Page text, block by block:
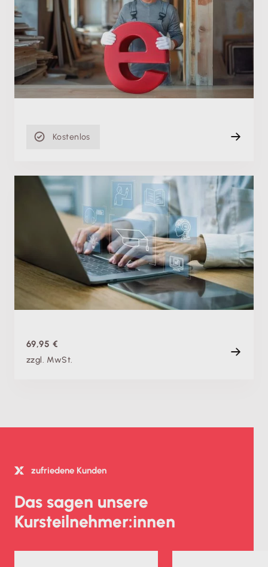
E-Rechnungspflicht: Einfach umsetzen mit deiner
Lexware Desktop Software
Mi. 02.09.2026, 08:00 Uhr
Live (Online)
120 min
Kostenlos
Fachschulung
Buchhaltung digitalisieren: So gestaltest du den
Umstieg sicher und erfolgreich
Do. 10.09.2026, 08:00 Uhr
Live (Online)
69,95 €
zzgl. MwSt.
zufriedene Kunden
Das sagen unsere
Kursteilnehmer:innen